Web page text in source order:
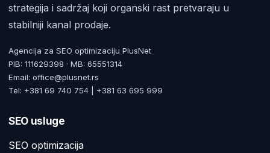
strategija i sadržaj koji organski rast pretvaraju u
stabilniji kanal prodaje.
Agencija za SEO optimizaciju PlusNet
PIB: 111629398 · MB: 65551314
Email: office@plusnet.rs
Tel: +381 69 740 754 | +381 63 695 999
SEO usluge
SEO optimizacija